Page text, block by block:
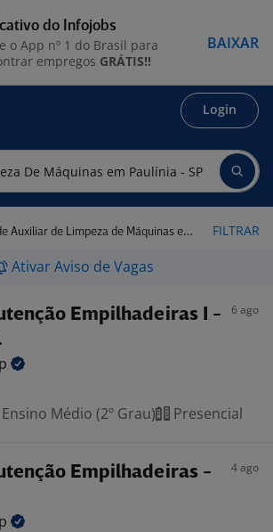
Login
de Limpeza de Máquinas em Paulínia - SP FILTRAR
Ativar Aviso de Vagas
Empilhadeiras I -
6 ago
Ensino Médio (2º Grau) Presencial
Empilhadeiras -
4 ago
do Infojobs
o App nº 1 do Brasil para
empregos GRÁTIS!!
BAIXAR